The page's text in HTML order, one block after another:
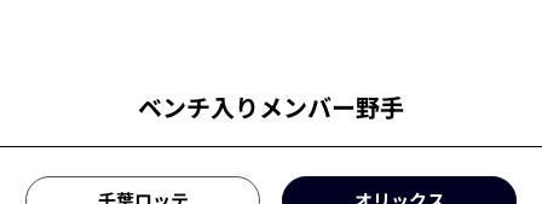
ベンチ入りメンバー野手